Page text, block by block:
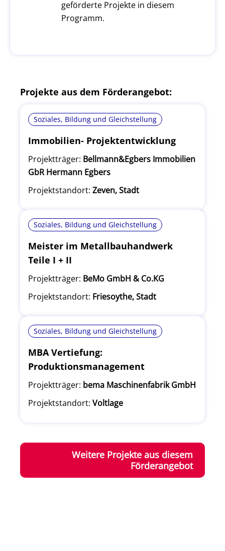
geförderte Projekte in diesem
Programm.
Projekte aus dem Förderangebot:
Soziales, Bildung und Gleichstellung
Immobilien- Projektentwicklung
Projektträger: Bellmann&Egbers Immobilien
GbR Hermann Egbers
Projektstandort: Zeven, Stadt
Soziales, Bildung und Gleichstellung
Meister im Metallbauhandwerk
Teile I + II
Projektträger: BeMo GmbH & Co.KG
Projektstandort: Friesoythe, Stadt
Soziales, Bildung und Gleichstellung
MBA Vertiefung:
Produktionsmanagement
Projektträger: bema Maschinenfabrik GmbH
Projektstandort: Voltlage
Weitere Projekte aus diesem
Förderangebot